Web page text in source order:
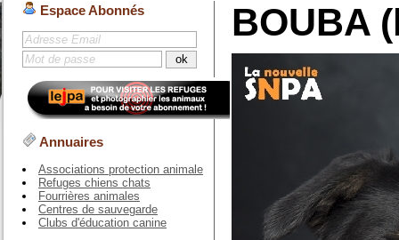
Espace Abonnés
Annuaires
Associations protection animale
Refuges chiens chats
Fourrières animales
Centres de sauvegarde
Clubs d'éducation canine
BOUBA